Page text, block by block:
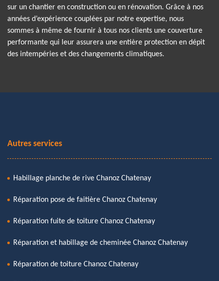
sur un chantier en construction ou en rénovation. Grâce à nos
années d’expérience couplées par notre expertise, nous
sommes à même de fournir à tous nos clients une couverture
performante qui leur assurera une entière protection en dépit
des intempéries et des changements climatiques.
Autres services
Habillage planche de rive Chanoz Chatenay
Réparation pose de faitière Chanoz Chatenay
Réparation fuite de toiture Chanoz Chatenay
Réparation et habillage de cheminée Chanoz Chatenay
Réparation de toiture Chanoz Chatenay